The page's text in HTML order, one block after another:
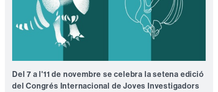
Del 7 a l'11 de novembre se celebra la setena edició
del Congrés Internacional de Joves Investigadors